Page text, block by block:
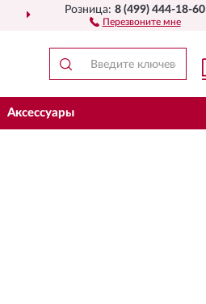
ПО ВСЕЙ РОССИИ
Розница:8 (499) 444-18-60
Перезвоните мне
Аксессуары